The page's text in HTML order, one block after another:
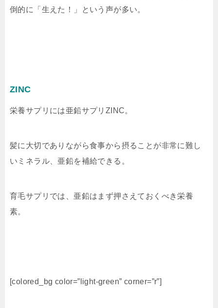
倒的に「生えた！」という声が多い。
ZINC
栄養サプリには亜鉛サプリZINC。
髪に大切でありながら食事から摂ることが非常に難し
いミネラル、亜鉛を補給できる。
育毛サプリでは、亜鉛はまず押さえておくべき栄養
素。
[colored_bg color=”light‐green” corner=”r”]